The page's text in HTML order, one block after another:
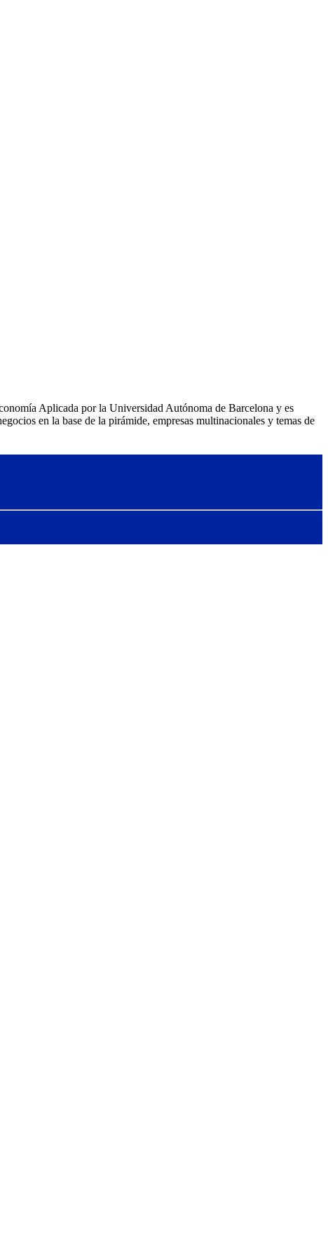
Aplicada por la Universidad Autónoma de Barcelona y es
en la base de la pirámide, empresas multinacionales y temas de